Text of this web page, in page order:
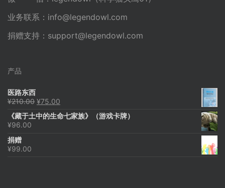
业务联系： info@legendowl.com
捐赠支持： support@legendowl.com
产品
医路东西
¥210.00 原
为：
¥75.00
价
《藏于土中的生命七家族》（游戏卡牌）
¥96.00
捐赠
¥99.00